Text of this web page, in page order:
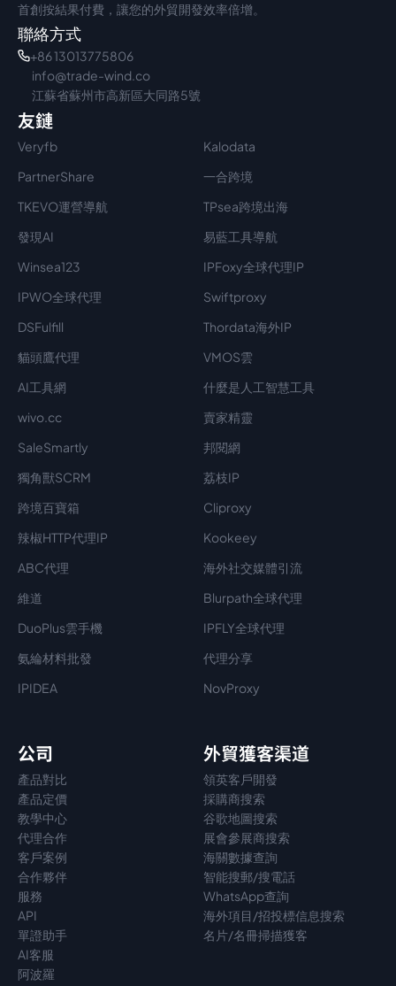
首創按結果付費，讓您的外貿開發效率倍增。
聯絡方式
+86 13013775806
info@trade-wind.co
江蘇省蘇州市高新區大同路5號
友鏈
Veryfb
Kalodata
PartnerShare
一合跨境
TKEVO運營導航
TPsea跨境出海
發現AI
易藍工具導航
Winsea123
IPFoxy全球代理IP
IPWO全球代理
Swiftproxy
DSFulfill
Thordata海外IP
貓頭鷹代理
VMOS雲
AI工具網
什麼是人工智慧工具
wivo.cc
賣家精靈
SaleSmartly
邦閱網
獨角獸SCRM
荔枝IP
跨境百寶箱
Cliproxy
辣椒HTTP代理IP
Kookeey
ABC代理
海外社交媒體引流
維道
Blurpath全球代理
DuoPlus雲手機
IPFLY全球代理
氨綸材料批發
代理分享
IPIDEA
NovProxy
公司
產品對比
產品定價
教學中心
代理合作
客戶案例
合作夥伴
服務
API
單證助手
AI客服
阿波羅
外貿獲客渠道
領英客戶開發
採購商搜索
谷歌地圖搜索
展會參展商搜索
海關數據查詢
智能搜郵/搜電話
WhatsApp查詢
海外項目/招投標信息搜索
名片/名冊掃描獲客